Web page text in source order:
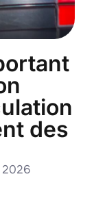
des
2026